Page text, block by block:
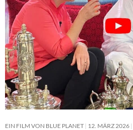
EIN FILM VON BLUE PLANET 12. MÄRZ 2026